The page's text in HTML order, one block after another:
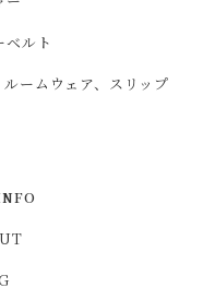
ベルト
ルームウェア、スリップ